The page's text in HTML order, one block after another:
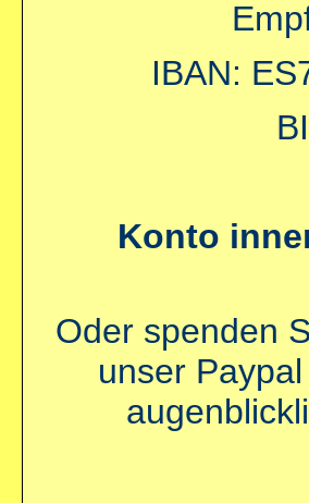
IBAN:
Konto
Oder spenden
unser